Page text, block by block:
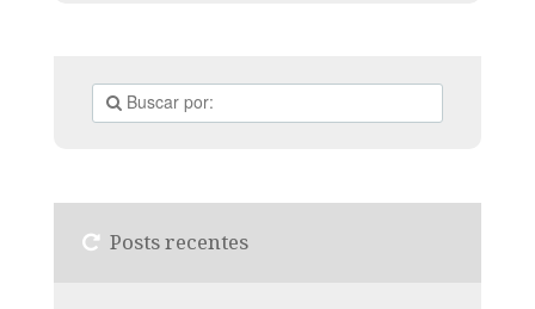
Posts recentes